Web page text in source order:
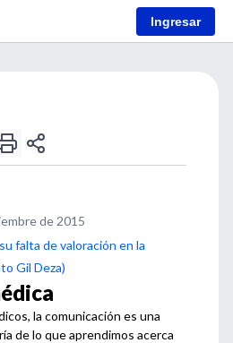
Ingresar
de 2015
falta de valoración en la
Gil Deza)
la comunicación es una
de lo que aprendimos acerca